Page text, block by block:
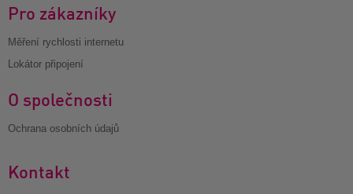
Pro zákazníky
Měření rychlosti internetu
Lokátor připojení
O společnosti
Ochrana osobních údajů
Kontakt